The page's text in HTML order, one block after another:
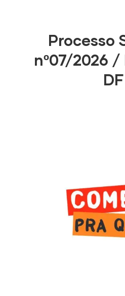
Processo
nº07/2026
DF